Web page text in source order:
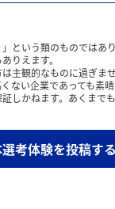
という類のものでは
りえます。
主観的なものに過ぎ
い企業であっても素晴
しかねます。あくまで
考体験を投稿する